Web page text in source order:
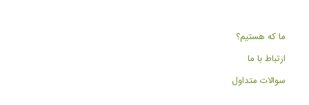
ما که هستیم؟
ارتباط با ما
سوالات متداول